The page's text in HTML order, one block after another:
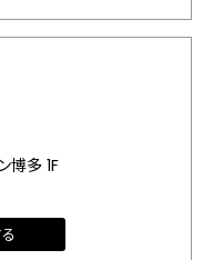
博多 1F